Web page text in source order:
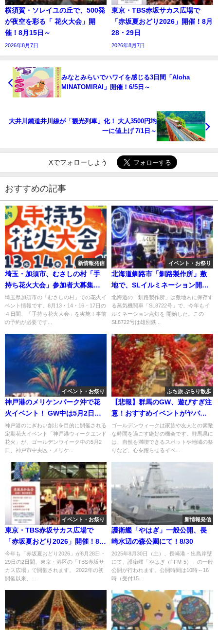
横須賀・ソレイユの丘で、500発
が夜空を彩る「 花火大会」開
催！8月15日～
2026年8月7日
東京・TBS赤坂サカス広場で
「赤坂夏おどり2026」開催！8月
28・29日
2026年8月7日
みなとみらいでハワイを感じる3日間「Aloha
MINATOMIRAI」開催！6/5日～
大井川鐵道井川線が「観光列車」化！ 大人3500円均
一に値上げ 7/1日～
Xでフォローしよう
おすすめの記事
新情報発信
埼玉・加須市、むさしの村「手
持ち花火大会」参加者大募集
中！
埼玉県加須市の「むさしの村」での花火イ
ベント情報です。8月13・14・16・17日の
４日間、「手持ち花火大会」を実施！事前
の予約が必要です...
イベント・お祭り
北海道釧路市「釧路製作所」敷
地で、SLイルミネーション開
始！
北海道の「釧路製作所」は敷地内に保存す
る蒸気機関車「SL8722号」で、今年もイ
ルミネーション点灯を 開始した。この
SL8722号は雄別鉄...
イベント・お祭り
神戸港のメリケンパーク沖で花
火イベント！ GW中は5月2日に
開催！
神戸港のにぎわい創出を目的に開催される
定期花火イベント「神戸港ウィークエンド
花火」が、ゴールデンウイーク中の5月2
日、神戸市中央区・メリケ...
ぷち旅 ぶらり散歩
【悲報】群馬のGW、遊びすぎ注
意！おすすめイベントがヤバい
件
ゴールデンウィークは家族や友人との素敵
な時間を過ごす絶好の機会です。群馬県に
は、自然を満喫できるスポットや地域の祭
りなど、心を躍らせるイベ...
イベント・お祭り
東京・TBS赤坂サカス広場で
「赤坂夏おどり2026」開催！8月
28・29日
今年も「赤坂夏おどり2026」が8月28日・
29日の2日間、東京・港区の「TBS赤坂サ
カス広場」で開催されます。 2022年の初
開催以来、...
新情報発信
護衛艦「やはぎ」一般公開、長
崎水辺の森公園にて！8/30
2025年8月30日（土）、長崎港・出島岸壁
にて、護衛艦「やはぎ（FFM-5）」の一般
公開が行われます。公開時間は10時～16
時（受付15...